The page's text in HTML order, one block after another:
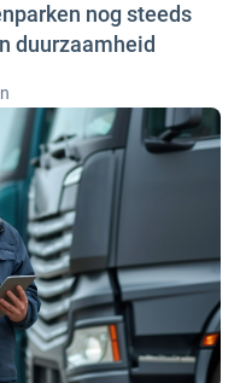
nog steeds
duurzaamheid